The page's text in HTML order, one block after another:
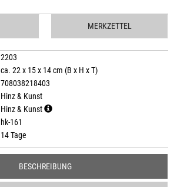
MERKZETTEL
2203
ca. 22 x 15 x 14 cm (B x H x T)
708038218403
Hinz & Kunst
Hinz & Kunst
hk-161
14 Tage
BESCHREIBUNG